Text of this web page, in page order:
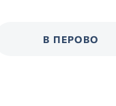
В ПЕРОВО